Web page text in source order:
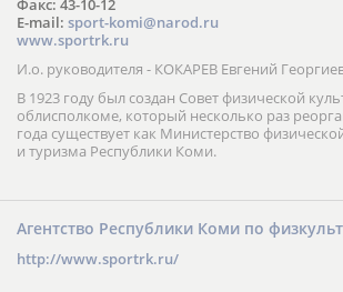
Факс: 43-10-12
E-mail: sport-komi@narod.ru
www.sportrk.ru
И.о. руководителя - КОКАРЕВ Евгений
В 1923 году был создан Совет физической
облисполкоме, который несколько раз
года существует как Министерство
и туризма Республики Коми.
Агентство Республики Коми по
http://www.sportrk.ru/